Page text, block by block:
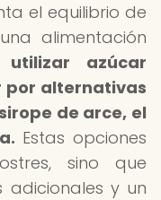
el equilibrio de
alimentación
azúcar
por alternativas
de arce, el
Estas opciones
sino que
adicionales y un